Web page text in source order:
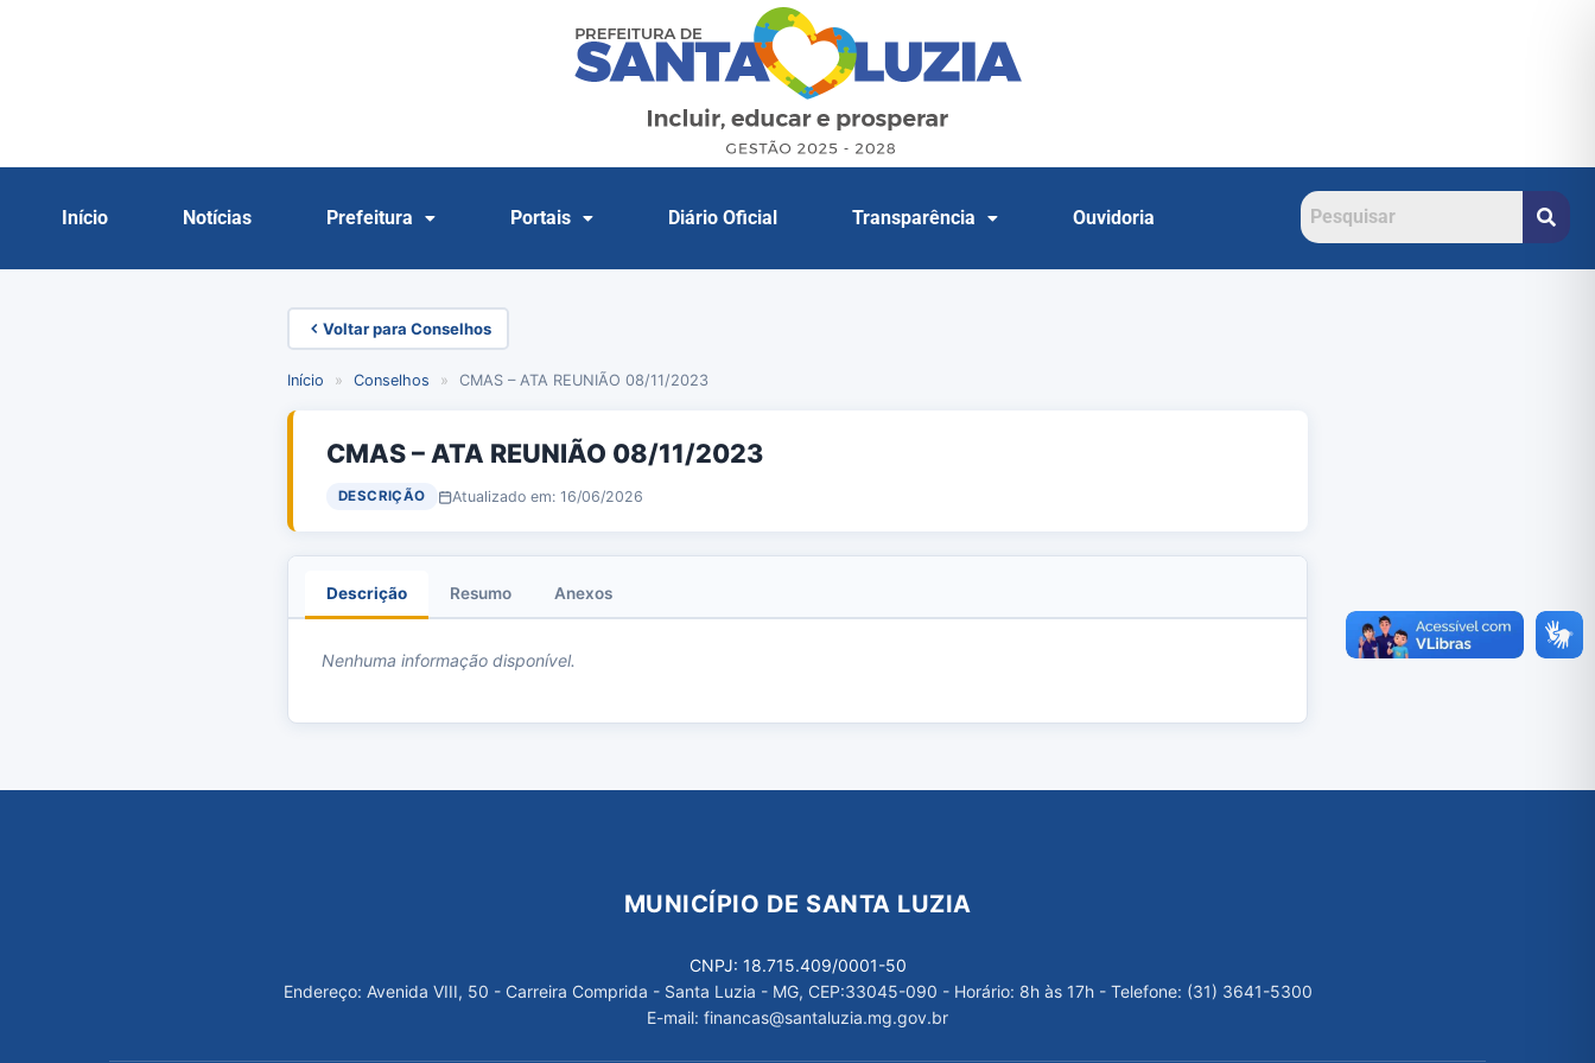
Início Notícias Prefeitura Portais Diário Oficial Transparência Ouvidoria
Voltar para Conselhos
Início » Conselhos » CMAS – ATA REUNIÃO 08/11/2023
CMAS – ATA REUNIÃO 08/11/2023
DESCRIÇÃO Atualizado em: 16/06/2026
Descrição Resumo Anexos
Nenhuma informação disponível.
MUNICÍPIO DE SANTA LUZIA
CNPJ: 18.715.409/0001-50
Endereço: Avenida VIII, 50 - Carreira Comprida - Santa Luzia - MG, CEP:33045-090 - Horário: 8h às 17h - Telefone: (31) 3641-5300
E-mail: financas@santaluzia.mg.gov.br